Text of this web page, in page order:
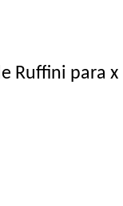
Ruffini para x